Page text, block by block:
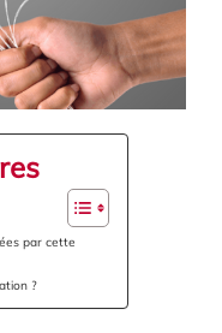
par cette
?